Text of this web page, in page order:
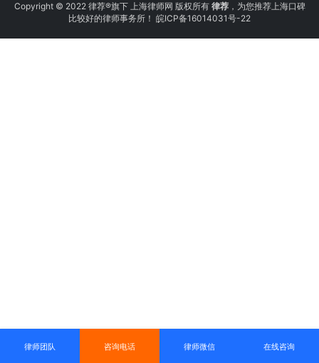
Copyright © 2022 律荐®旗下 上海律师网 版权所有 律荐，为您推荐上海口碑
比较好的律师事务所！ 皖ICP备16014031号-22
律师团队 咨询电话 律师微信 在线咨询